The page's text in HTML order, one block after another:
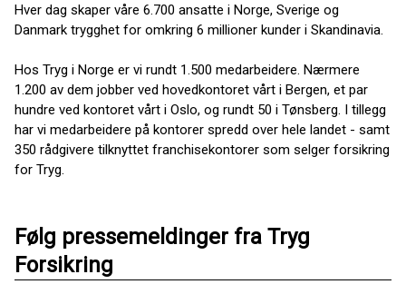
Hver dag skaper våre 6.700 ansatte i Norge, Sverige og
Danmark trygghet for omkring 6 millioner kunder i Skandinavia.
Hos Tryg i Norge er vi rundt 1.500 medarbeidere. Nærmere
1.200 av dem jobber ved hovedkontoret vårt i Bergen, et par
hundre ved kontoret vårt i Oslo, og rundt 50 i Tønsberg. I tillegg
har vi medarbeidere på kontorer spredd over hele landet - samt
350 rådgivere tilknyttet franchisekontorer som selger forsikring
for Tryg.
Følg pressemeldinger fra Tryg
Forsikring